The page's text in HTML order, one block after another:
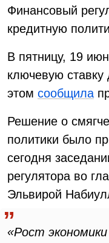
Финансовый
кредитную
В пятницу, 19
ключевую
этом сообщила
Решение о
политики было
сегодня
регулятора во
Эльвирой
«Рост